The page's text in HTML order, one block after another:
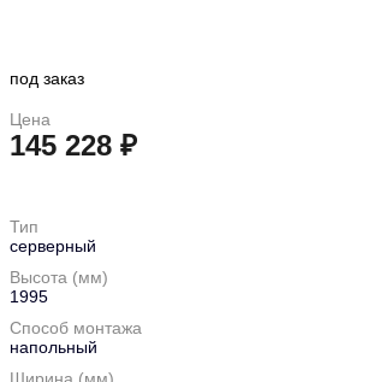
под заказ
Цена
145 228 ₽
Тип
серверный
Высота (мм)
1995
Способ монтажа
напольный